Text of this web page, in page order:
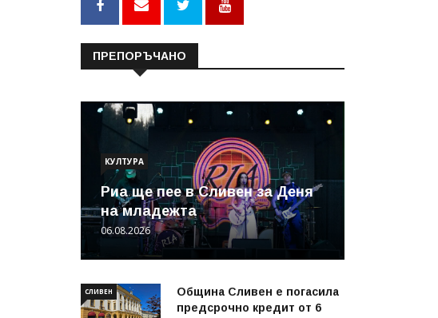
ПРЕПОРЪЧАНО
КУЛТУРА
Риа ще пее в Сливен за Деня
на младежта
06.08.2026
СЛИВЕН
Община Сливен е погасила
предсрочно кредит от 6